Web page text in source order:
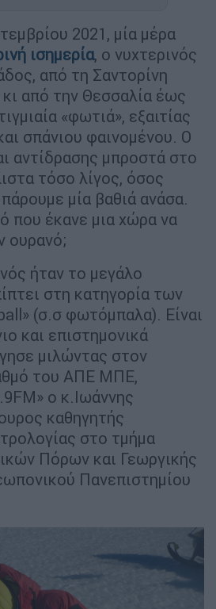
2021, μία μέρα
ισημερία, ο νυχτερινός
από τη Σαντορίνη
κι από την Θεσσαλία έως
«φωτιά», εξαιτίας
σπάνιου φαινομένου. Ο
αντίδρασης μπροστά στο
τόσο λίγος, όσος
πάρουμε μία βαθιά ανάσα.
που έκανε μια χώρα να
ουρανό;
ήταν το μεγάλο
στη κατηγορία των
(σ.σ φωτόμπαλα). Είναι
και επιστημονικά
μιλώντας στον
του ΑΠΕ ΜΠΕ,
ο κ.Ιωάννης
καθηγητής
στο τμήμα
Πόρων και Γεωργικής
Πανεπιστημίου